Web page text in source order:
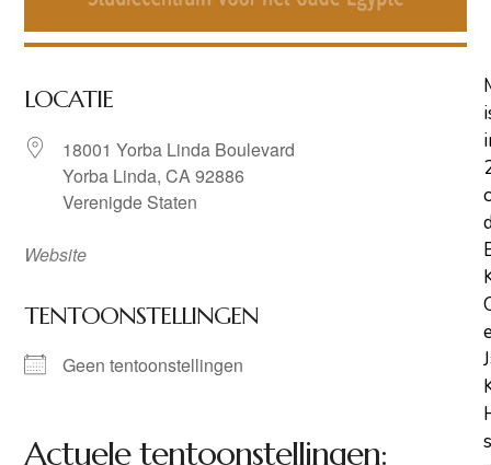
LOCATIE
18001 Yorba Linda Boulevard
Yorba Linda, CA 92886
Verenigde Staten
Website
TENTOONSTELLINGEN
Geen tentoonstellingen
Actuele tentoonstellingen: